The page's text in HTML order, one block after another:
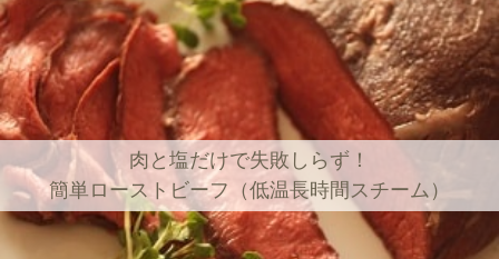
肉と塩だけで失敗しらず！
簡単ローストビーフ（低温長時間スチーム）